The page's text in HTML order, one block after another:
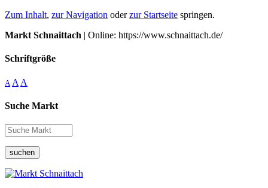
Zum Inhalt, zur Navigation oderzur Startseite springen.
Markt Schnaittach | Online: https://www.schnaittach.de/
Schriftgröße
A A A
Suche Markt
suchen